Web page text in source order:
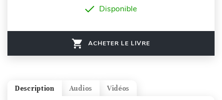
Disponible
ACHETER LE LIVRE
Vidéos
Audios
Description